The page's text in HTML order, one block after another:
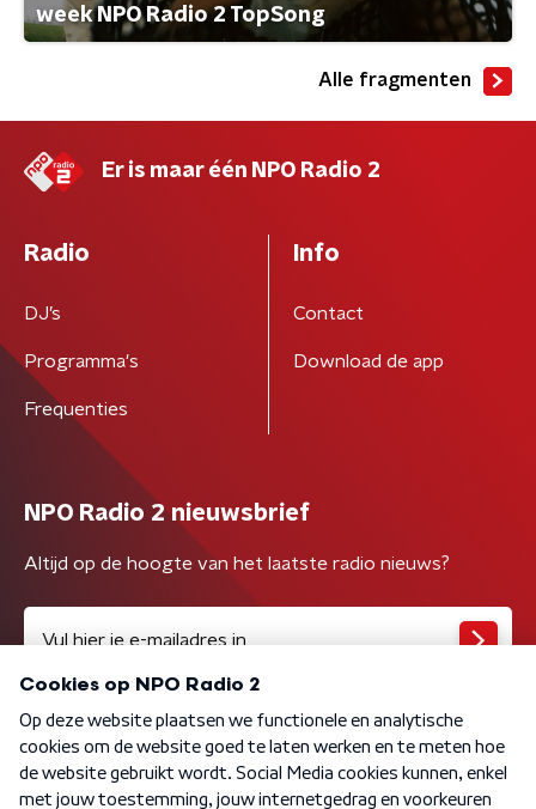
week NPO Radio 2 TopSong
Alle fragmenten
Er is maar één NPO Radio 2
Radio
DJ’s
Programma's
Frequenties
Info
Contact
Download de app
NPO Radio 2 nieuwsbrief
Altijd op de hoogte van het laatste radio nieuws?
Algemene voorwaarden